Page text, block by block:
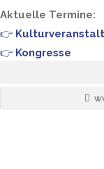
Aktuelle Termine:
👉
👉 Kongresse